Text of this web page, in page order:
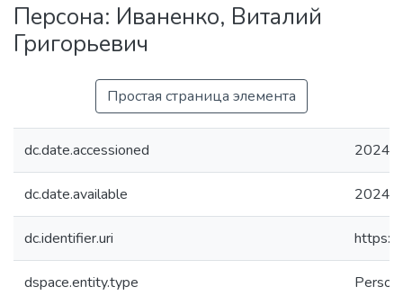
Поиск
Персона: Иваненко, Виталий
Григорьевич
Простая страница элемента
dc.date.accessioned 2024-
dc.date.available 2024-
dc.identifier.uri https://
dspace.entity.type Person